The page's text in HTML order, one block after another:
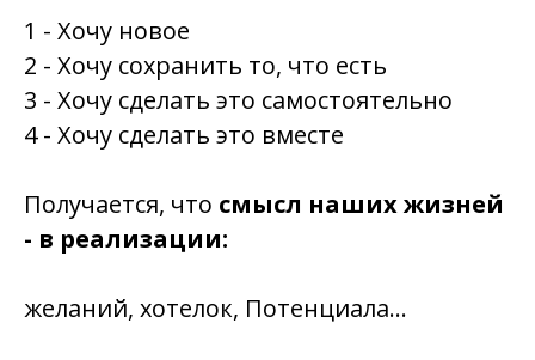
1 - Хочу новое
2 - Хочу сохранить то, что есть
3 - Хочу сделать это самостоятельно
4 - Хочу сделать это вместе
Получается, что смысл наших жизней
- в реализации:
желаний, хотелок, Потенциала…